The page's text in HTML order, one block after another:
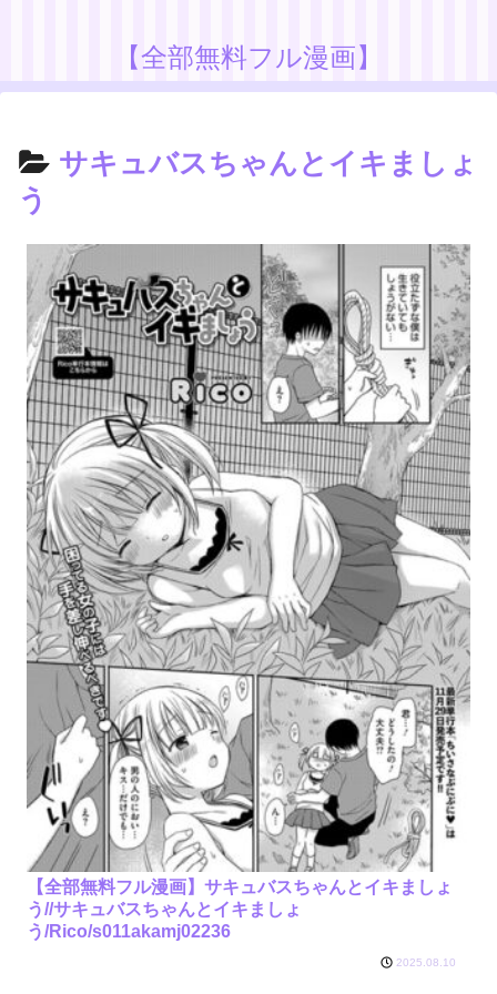
【全部無料フル漫画】
サキュバスちゃんとイキましょ
う
【全部無料フル漫画】サキュバスちゃんとイキましょ
う//サキュバスちゃんとイキましょ
う/Rico/s011akamj02236
2025.08.10